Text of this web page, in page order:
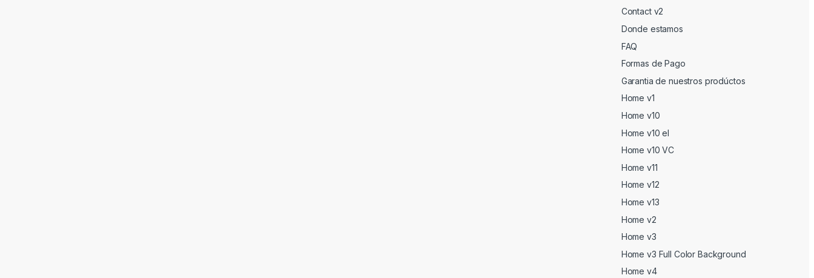
Contact v2
Donde estamos
FAQ
Formas de Pago
Garantia de nuestros prodúctos
Home v1
Home v10
Home v10 el
Home v10 VC
Home v11
Home v12
Home v13
Home v2
Home v3
Home v3 Full Color Background
Home v4